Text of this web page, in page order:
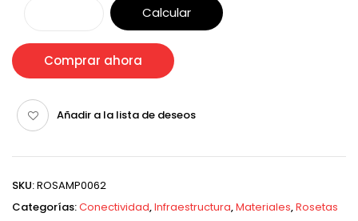
Calcular
Comprar ahora
Añadir a la lista de deseos
SKU:ROSAMP0062
Categorías:Conectividad,Infraestructura,Materiales,Rosetas